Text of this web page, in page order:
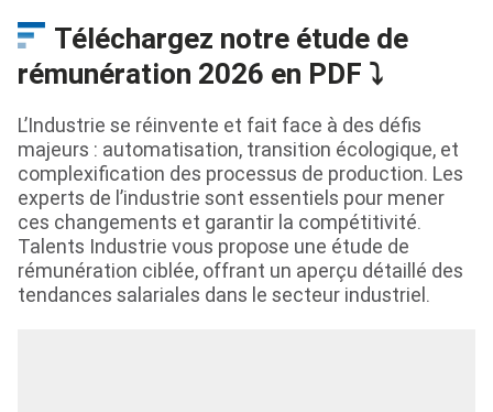
Téléchargez notre étude de
rémunération 2026 en PDF ⤵️
L’Industrie se réinvente et fait face à des défis
majeurs : automatisation, transition écologique, et
complexification des processus de production. Les
experts de l’industrie sont essentiels pour mener
ces changements et garantir la compétitivité.
Talents Industrie vous propose une étude de
rémunération ciblée, offrant un aperçu détaillé des
tendances salariales dans le secteur industriel.